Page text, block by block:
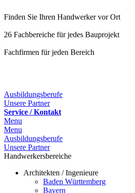
Finden Sie Ihren Handwerker vor Ort
26 Fachbereiche für jedes Bauprojekt
Fachfirmen für jeden Bereich
Ausbildungsberufe
Unsere Partner
Service / Kontakt
Menu
Menu
Ausbildungsberufe
Unsere Partner
Handwerkersbereiche
Architekten / Ingenieure
Baden Württemberg
Bayern